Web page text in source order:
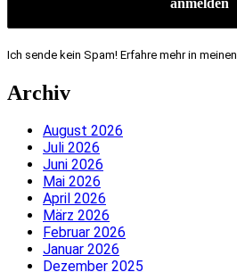
Ich sende kein Spam! Erfahre mehr in meinen
Archiv
August 2026
Juli 2026
Juni 2026
Mai 2026
April 2026
März 2026
Februar 2026
Januar 2026
Dezember 2025